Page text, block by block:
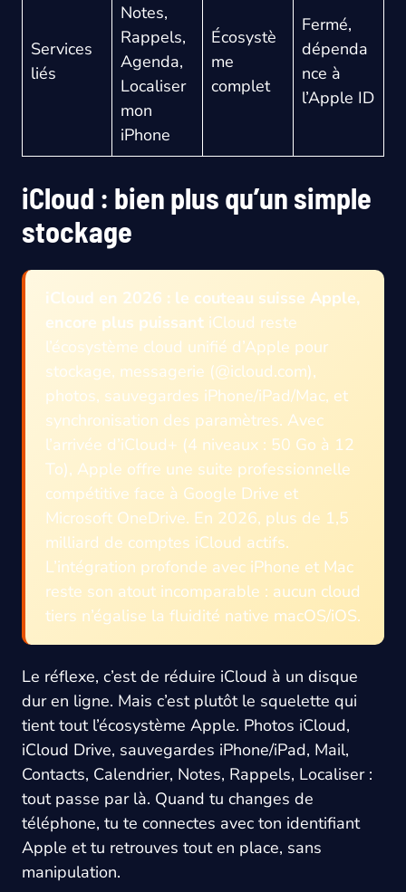
Services
liés
Notes,
Rappels,
Agenda,
Localiser
mon
iPhone
Écosystè
me
complet
Fermé,
dépenda
nce à
l’Apple ID
iCloud : bien plus qu’un simple
stockage
iCloud en 2026 : le couteau suisse Apple,
encore plus puissant iCloud reste
l’écosystème cloud unifié d’Apple pour
stockage, messagerie (@icloud.com),
photos, sauvegardes iPhone/iPad/Mac, et
synchronisation des paramètres. Avec
l’arrivée d’iCloud+ (4 niveaux : 50 Go à 12
To), Apple offre une suite professionnelle
compétitive face à Google Drive et
Microsoft OneDrive. En 2026, plus de 1,5
milliard de comptes iCloud actifs.
L’intégration profonde avec iPhone et Mac
reste son atout incomparable : aucun cloud
tiers n’égalise la fluidité native macOS/iOS.
Le réflexe, c’est de réduire iCloud à un disque
dur en ligne. Mais c’est plutôt le squelette qui
tient tout l’écosystème Apple. Photos iCloud,
iCloud Drive, sauvegardes iPhone/iPad, Mail,
Contacts, Calendrier, Notes, Rappels, Localiser :
tout passe par là. Quand tu changes de
téléphone, tu te connectes avec ton identifiant
Apple et tu retrouves tout en place, sans
manipulation.